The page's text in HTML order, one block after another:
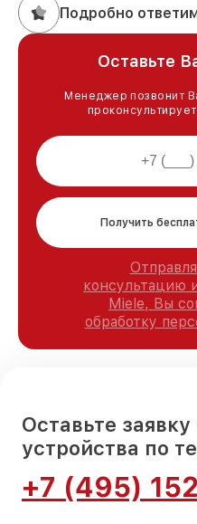
Подробно
Оставьте
Менеджер позвонит
Получить
консультацию
Miele, Вы
обработку
Оставьте
устройства по
+7 (495)